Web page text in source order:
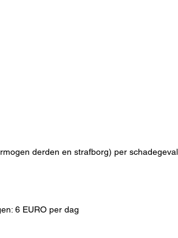
derden en strafborg) per
6 EURO per dag